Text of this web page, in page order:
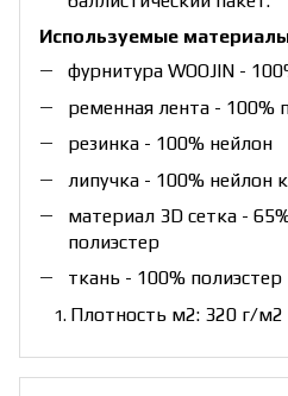
Используемые
фурнитура WOOJIN -
ременная лента - 100%
резинка - 100% нейлон
липучка - 100% нейлон
материал 3D сетка -
полиэстер
ткань - 100% полиэстер
Плотность м2: 320 г/м2